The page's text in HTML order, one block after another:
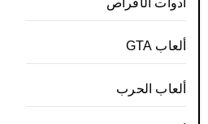
أدوات الأقراص
ألعاب GTA
ألعاب الحرب